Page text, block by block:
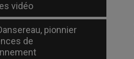
vidéo
pionnier
de